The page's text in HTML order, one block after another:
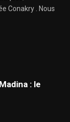
Conakry . Nous
: le